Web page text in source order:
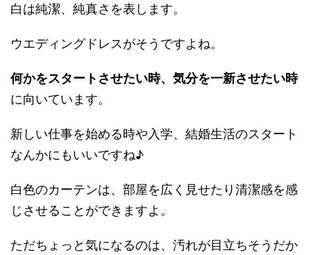
白は純潔、純真さを表します。
ウエディングドレスがそうですよね。
何かをスタートさせたい時、気分を一新させたい時
に向いています。
新しい仕事を始める時や入学、結婚生活のスタート
なんかにもいいですね♪
白色のカーテンは、部屋を広く見せたり清潔感を感
じさせることができますよ。
ただちょっと気になるのは、汚れが目立ちそうだか